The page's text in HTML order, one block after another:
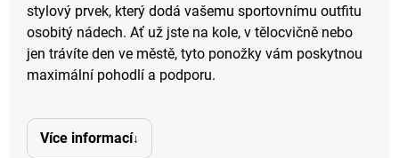
stylový prvek, který dodá vašemu sportovnímu outfitu
osobitý nádech. Ať už jste na kole, v tělocvičně nebo
jen trávíte den ve městě, tyto ponožky vám poskytnou
maximální pohodlí a podporu.
Více informací